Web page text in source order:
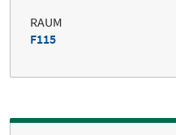
RAUM
F115